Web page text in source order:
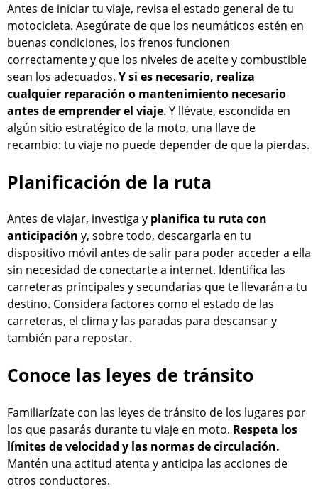
Antes de iniciar tu viaje, revisa el estado general de tu
motocicleta. Asegúrate de que los neumáticos estén en
buenas condiciones, los frenos funcionen
correctamente y que los niveles de aceite y combustible
sean los adecuados. Y si es necesario, realiza
cualquier reparación o mantenimiento necesario
antes de emprender el viaje. Y llévate, escondida en
algún sitio estratégico de la moto, una llave de
recambio: tu viaje no puede depender de que la pierdas.
Planificación de la ruta
Antes de viajar, investiga y planifica tu ruta con
anticipación y, sobre todo, descargarla en tu
dispositivo móvil antes de salir para poder acceder a ella
sin necesidad de conectarte a internet. Identifica las
carreteras principales y secundarias que te llevarán a tu
destino. Considera factores como el estado de las
carreteras, el clima y las paradas para descansar y
también para repostar.
Conoce las leyes de tránsito
Familiarízate con las leyes de tránsito de los lugares por
los que pasarás durante tu viaje en moto. Respeta los
límites de velocidad y las normas de circulación.
Mantén una actitud atenta y anticipa las acciones de
otros conductores.